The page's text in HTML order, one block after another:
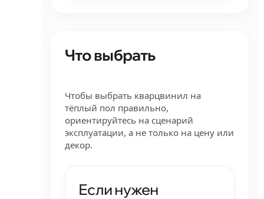
Что выбрать
Чтобы выбрать кварцвинил на
тёплый пол правильно,
ориентируйтесь на сценарий
эксплуатации, а не только на цену или
декор.
Если нужен